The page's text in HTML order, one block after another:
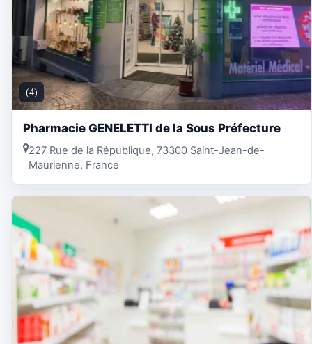
(4)
Pharmacie GENELETTI de la Sous Préfecture
227 Rue de la République, 73300 Saint-Jean-de-
Maurienne, France